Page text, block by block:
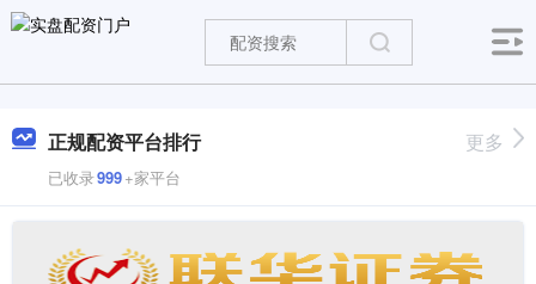
正规配资平台排行
已收录999+家平台
更多